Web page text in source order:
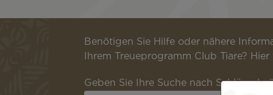
Benötigen Sie Hilfe oder nähere
Ihrem Treueprogramm Club Tiare?
Geben Sie Ihre Suche nach